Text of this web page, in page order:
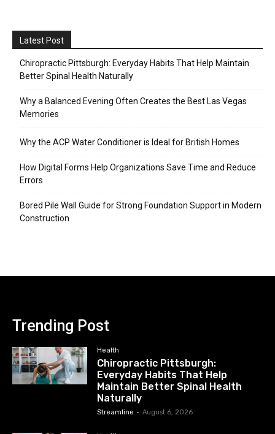
Latest Post
Chiropractic Pittsburgh: Everyday Habits That Help Maintain
Better Spinal Health Naturally
Why a Balanced Evening Often Creates the Best Las Vegas
Memories
Why the ACP Water Conditioner is Ideal for British Homes
How Digital Forms Help Organizations Save Time and Reduce
Errors
Bored Pile Wall Guide for Strong Foundation Support in Modern
Construction
Trending Post
Health
Chiropractic Pittsburgh:
Everyday Habits That Help
Maintain Better Spinal Health
Naturally
Streamline - August 6, 2026